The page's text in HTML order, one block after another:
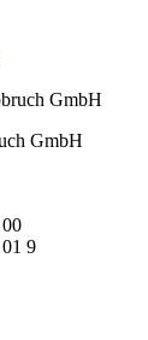
GmbH
9